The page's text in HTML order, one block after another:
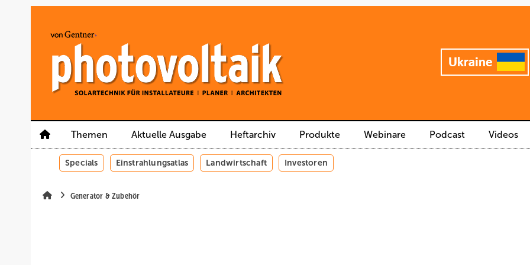
Themen Aktuelle Ausgabe Heftarchiv Produkte Webinare Podcast Videos
Specials Einstrahlungsatlas Landwirtschaft Investoren
Generator & Zubehör